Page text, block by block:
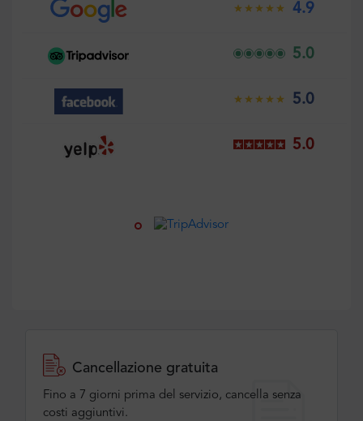
4.9
5.0
5.0
5.0
Cancellazione gratuita
Fino a 7 giorni prima del servizio, cancella senza
costi aggiuntivi.